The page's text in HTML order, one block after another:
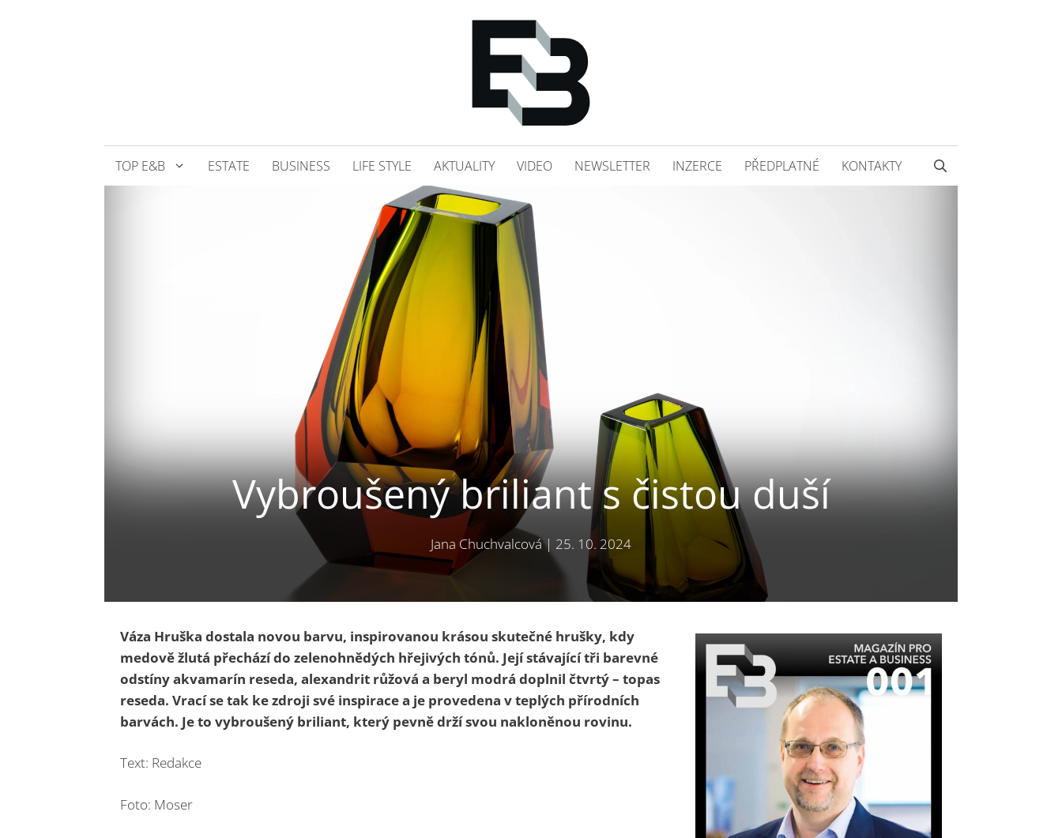
TOP E&B ESTATE BUSINESS LIFE STYLE AKTUALITY VIDEO NEWSLETTER INZERCE PŘEDPLATNÉ KONTAKTY
Vybroušený briliant s čistou duší
Jana Chuchvalcová| 25. 10. 2024
Váza Hruška dostala novou barvu, inspirovanou krásou skutečné hrušky, kdy
medově žlutá přechází do zelenohnědých hřejivých tónů. Její stávající tři barevné
odstíny akvamarín reseda, alexandrit růžová a beryl modrá doplnil čtvrtý – topas
reseda. Vrací se tak ke zdroji své inspirace a je provedena v teplých přírodních
barvách. Je to vybroušený briliant, který pevně drží svou nakloněnou rovinu.
Text: Redakce
Foto: Moser